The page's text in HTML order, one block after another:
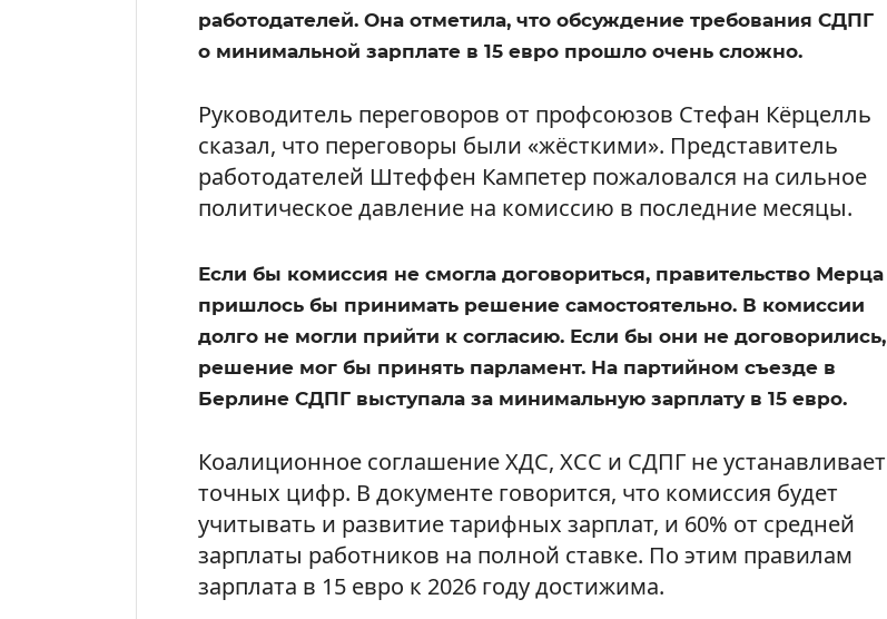
работодателей. Она отметила, что обсуждение требования СДПГ
о минимальной зарплате в 15 евро прошло очень сложно.
Руководитель переговоров от профсоюзов Стефан Кёрцелль
сказал, что переговоры были «жёсткими». Представитель
работодателей Штеффен Кампетер пожаловался на сильное
политическое давление на комиссию в последние месяцы.
Если бы комиссия не смогла договориться, правительство Мерца
пришлось бы принимать решение самостоятельно. В комиссии
долго не могли прийти к согласию. Если бы они не договорились,
решение мог бы принять парламент. На партийном съезде в
Берлине СДПГ выступала за минимальную зарплату в 15 евро.
Коалиционное соглашение ХДС, ХСС и СДПГ не устанавливает
точных цифр. В документе говорится, что комиссия будет
учитывать и развитие тарифных зарплат, и 60% от средней
зарплаты работников на полной ставке. По этим правилам
зарплата в 15 евро к 2026 году достижима.